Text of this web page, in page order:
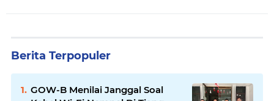
Berita Terpopuler
GOW-B Menilai Janggal Soal